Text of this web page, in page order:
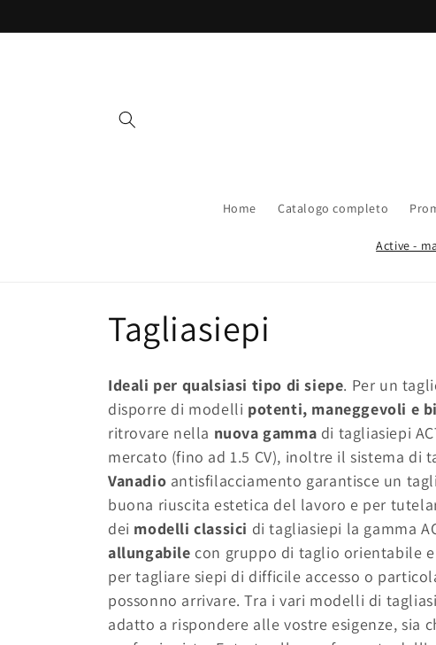
ai contenuti
Home Catalogo completo
Active -
C
o
l
l
e
z
i
Tagliasiepi
Ideali per qualsiasi tipo di siepe. Per un
disporre di modelli potenti, maneggevoli e
ritrovare nella nuova gamma di tagliasiepi
mercato (fino ad 1.5 CV), inoltre il sistema di
Vanadio antisfilacciamento garantisce un
buona riuscita estetica del lavoro e per
dei modelli classici di tagliasiepi la gamma
allungabile con gruppo di taglio orientabile
per tagliare siepi di difficile accesso o
possonno arrivare. Tra i vari modelli di
adatto a rispondere alle vostre esigenze, sia